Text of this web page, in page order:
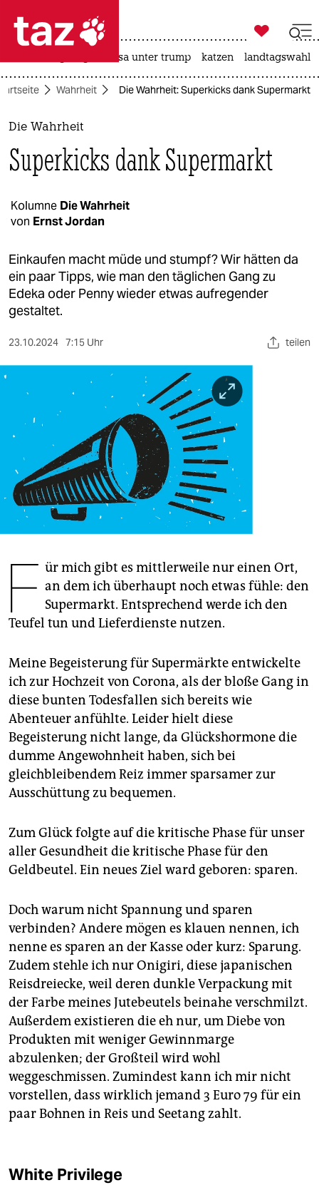
 taz zahl ich
taz zahl ich
themen
politik
gesellschaft
kultur
sport
berlin
nord
verlag
veranstaltungen
shop
fragen & hilfe
unterstützen
abo
genossenschaft

taz zahl ich
usa unter trump katzen landtagswahl
Wahrheit Die Wahrheit: Superkicks dank Supermarkt
Die Wahrheit
Superkicks dank Supermarkt
Kolumne Die Wahrheit
von Ernst Jordan
Einkaufen macht müde und stumpf? Wir hätten da
ein paar Tipps, wie man den täglichen Gang zu
Edeka oder Penny wieder etwas aufregender
gestaltet.
23.10.2024 7:15 Uhr teilen
F ür mich gibt es mittlerweile nur einen Ort,
an dem ich überhaupt noch etwas fühle: den
Supermarkt. Entsprechend werde ich den
Teufel tun und Lieferdienste nutzen.
Meine Begeisterung für Supermärkte entwickelte
ich zur Hochzeit von Corona, als der bloße Gang in
diese bunten Todesfallen sich bereits wie
Abenteuer anfühlte. Leider hielt diese
Begeisterung nicht lange, da Glückshormone die
dumme Angewohnheit haben, sich bei
gleichbleibendem Reiz immer sparsamer zur
Ausschüttung zu bequemen.
Zum Glück folgte auf die kritische Phase für unser
aller Gesundheit die kritische Phase für den
Geldbeutel. Ein neues Ziel ward geboren: sparen.
Doch warum nicht Spannung und sparen
verbinden? Andere mögen es klauen nennen, ich
nenne es sparen an der Kasse oder kurz: Sparung.
Zudem stehle ich nur Onigiri, diese japanischen
Reisdreiecke, weil deren dunkle Verpackung mit
der Farbe meines Jutebeutels beinahe verschmilzt.
Außerdem existieren die eh nur, um Diebe von
Produkten mit weniger Gewinnmarge
abzulenken; der Großteil wird wohl
weggeschmissen. Zumindest kann ich mir nicht
vorstellen, dass wirklich jemand 3 Euro 79 für ein
paar Bohnen in Reis und Seetang zahlt.
White Privilege